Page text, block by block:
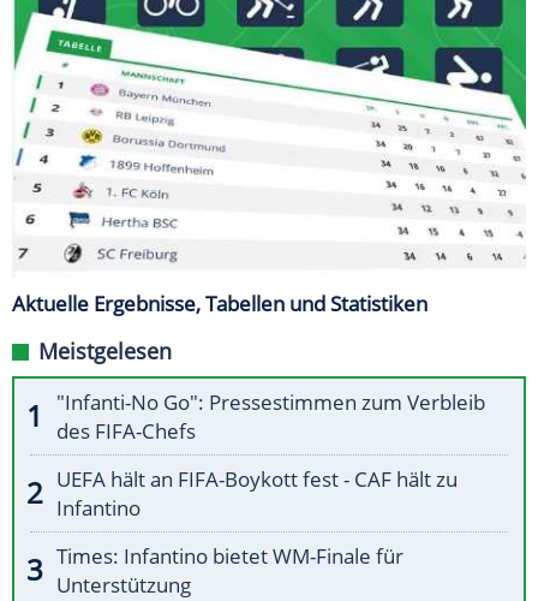
Aktuelle Ergebnisse, Tabellen und Statistiken
Meistgelesen
"Infanti-No Go": Pressestimmen zum Verbleib
des FIFA-Chefs
UEFA hält an FIFA-Boykott fest - CAF hält zu
Infantino
Times: Infantino bietet WM-Finale für
Unterstützung